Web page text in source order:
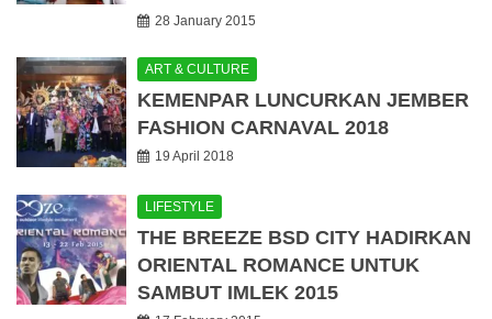
28 January 2015
ART & CULTURE
KEMENPAR LUNCURKAN JEMBER
FASHION CARNAVAL 2018
19 April 2018
LIFESTYLE
THE BREEZE BSD CITY HADIRKAN
ORIENTAL ROMANCE UNTUK
SAMBUT IMLEK 2015